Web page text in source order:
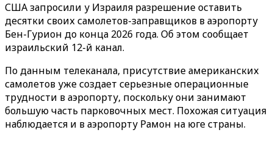
США запросили у Израиля разрешение оставить
десятки своих самолетов-заправщиков в аэропорту
Бен-Гурион до конца 2026 года. Об этом сообщает
израильский 12-й канал.
По данным телеканала, присутствие американских
самолетов уже создает серьезные операционные
трудности в аэропорту, поскольку они занимают
большую часть парковочных мест. Похожая ситуация
наблюдается и в аэропорту Рамон на юге страны.